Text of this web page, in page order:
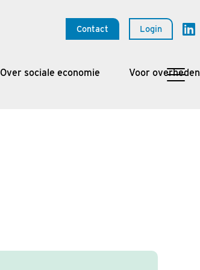
Contact Login
Over sociale economie Voor overheden